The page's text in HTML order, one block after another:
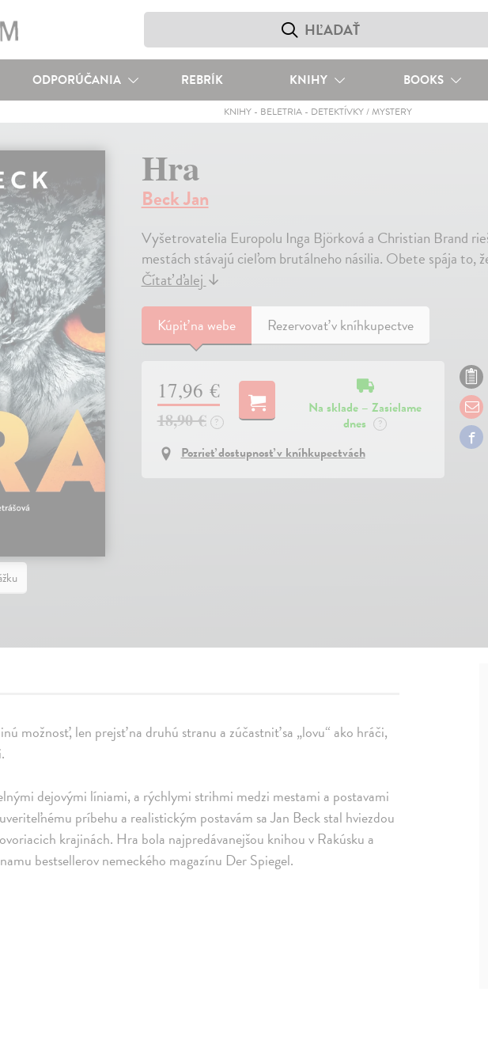
ODPORÚČANIA REBRÍK KNIHY BOOKS
KNIHY- BELETRIA- DETEKTÍVKY / MYSTERY
Hra
Beck Jan
Vyšetrovatelia Europolu Inga Björková a Christian Brand
mestách stávajú cieľom brutálneho násilia. Obete spája
Čítať ďalej↓
Kúpiťna webe Rezervovať v kníhkupectve
17,96 €
18,90 € ?
Na sklade – Zasielame
dnes
?
Pozrieť dostupnosť v kníhkupectvách
možnosť, len prejsť na druhú stranu a zúčastniť sa „lovu“ ako hráči,
dejovými líniami, a rýchlymi strihmi medzi mestami a postavami
príbehu a realistickým postavám sa Jan Beck stal hviezdou
krajinách. Hra bola najpredávanejšou knihou v Rakúsku a
bestsellerov nemeckého magazínu Der Spiegel.